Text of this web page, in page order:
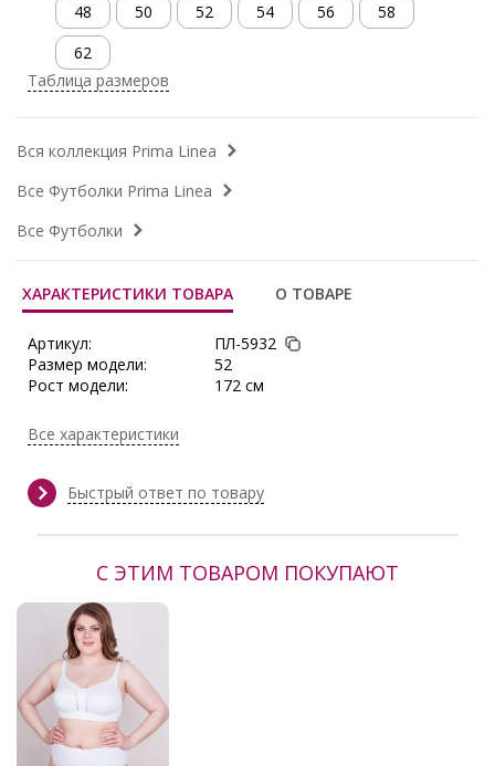
48 50 52 54 56
58
62
Таблица размеров
Вся коллекция Prima Linea
Все Футболки Prima Linea
Все Футболки
ХАРАКТЕРИСТИКИ ТОВАРА О ТОВАРЕ
Артикул:
ПЛ-5932
Размер модели:
52
Рост модели:
172 см
Тип ткани:
Длина:
Производитель:
Prima Linea
Все характеристики
Быстрый ответ по товару
С ЭТИМ ТОВАРОМ ПОКУПАЮТ